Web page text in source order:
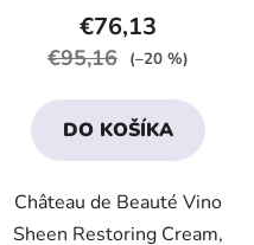
produktu
je
5
€76,13
€95,16 (–20 %)
DO KOŠÍKA
Château de Beauté Vino
Sheen Restoring Cream,